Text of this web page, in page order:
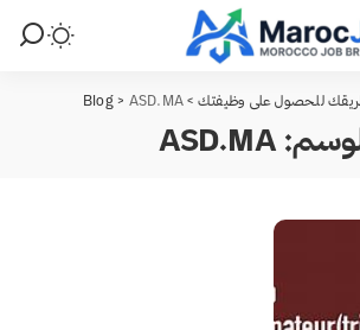
للحصول على وظيفتك >
Blog> ASD.MA
ASD.MA